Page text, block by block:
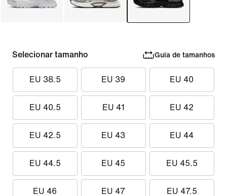
Selecionar tamanho Guia de tamanhos
EU 38.5 EU 39 EU 40
EU 40.5 EU 41 EU 42
EU 42.5 EU 43 EU 44
EU 44.5 EU 45 EU 45.5
EU 46 EU 47 EU 47.5